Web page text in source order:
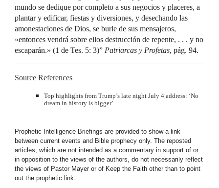
mundo se dedique por completo a sus negocios y placeres, a
plantar y edificar, fiestas y diversiones, y desechando las
amonestaciones de Dios, se burle de sus mensajeros,
«entonces vendrá sobre ellos destrucción de repente, . . . y no
escaparán.» (1 de Tes. 5: 3)” Patriarcas y Profetas, pág. 94.
Source References
Top highlights from Trump’s late night July 4 address: ‘No
dream in history is bigger’
Prophetic Intelligence Briefings are provided to show a link
between current events and Bible prophecy only. The reposted
articles, which are not intended as a commentary in support of or
in opposition to the views of the authors, do not necessarily reflect
the views of Pastor Mayer or of Keep the Faith other than to point
out the prophetic link.